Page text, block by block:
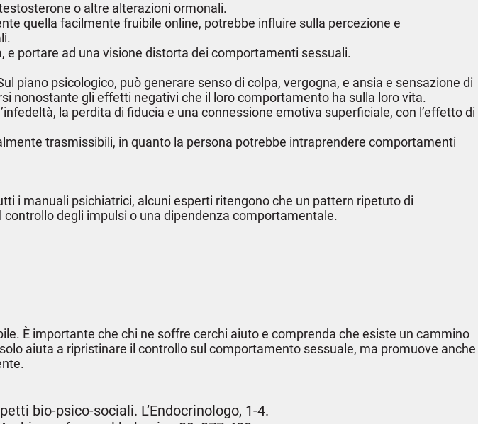
o altre alterazioni ormonali.
quella facilmente fruibile online, potrebbe influire sulla percezione e
portare ad una visione distorta dei comportamenti sessuali.
piano psicologico, può generare senso di colpa, vergogna, e ansia e sensazione di
nonostante gli effetti negativi che il loro comportamento ha sulla loro vita.
la perdita di fiducia e una connessione emotiva superficiale, con l’effetto di
trasmissibili, in quanto la persona potrebbe intraprendere comportamenti
i manuali psichiatrici, alcuni esperti ritengono che un pattern ripetuto di
degli impulsi o una dipendenza comportamentale.
È importante che chi ne soffre cerchi aiuto e comprenda che esiste un cammino
aiuta a ripristinare il controllo sul comportamento sessuale, ma promuove anche
bio-psico-sociali. L’Endocrinologo, 1-4.